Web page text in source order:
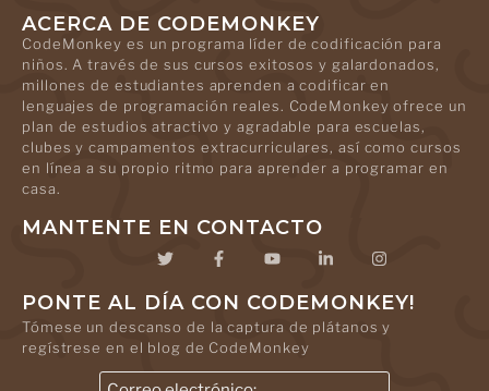
ACERCA DE CODEMONKEY
CodeMonkey es un programa líder de codificación para
niños. A través de sus cursos exitosos y galardonados,
millones de estudiantes aprenden a codificar en
lenguajes de programación reales. CodeMonkey ofrece un
plan de estudios atractivo y agradable para escuelas,
clubes y campamentos extracurriculares, así como cursos
en línea a su propio ritmo para aprender a programar en
casa.
MANTENTE EN CONTACTO
PONTE AL DÍA CON CODEMONKEY!
Tómese un descanso de la captura de plátanos y
regístrese en el blog de CodeMonkey